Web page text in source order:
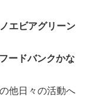
エビアグリーン
ードバンクかな
他日々の活動へ